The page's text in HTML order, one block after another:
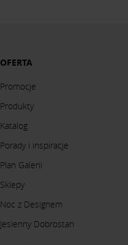
OFERTA
Promocje
Produkty
Katalog
Porady i inspiracje
Plan Galerii
Sklepy
Noc z Designem
Jesienny Dobrostan